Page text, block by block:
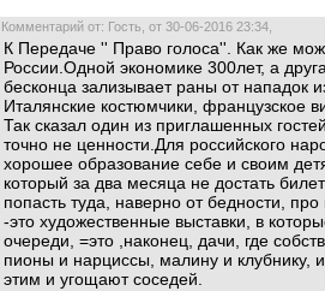
Комментарий от: Гость, от 30-06-2016 23:34,
К Передаче '' Право голоса''. Как же
России.Одной экономике 300лет, а
бесконца зализывает раны от нападок
Италянские костюмчики, французское
Так сказал один из приглашенных
точно не ценности.Для российского
хорошее образование себе и своим
который за два месяца не достать
попасть туда, наверно от бедности,
-это художественные выставки, в
очереди, =это ,наконец, дачи, где
пионы и нарциссы, малину и
этим и угощают соседей.